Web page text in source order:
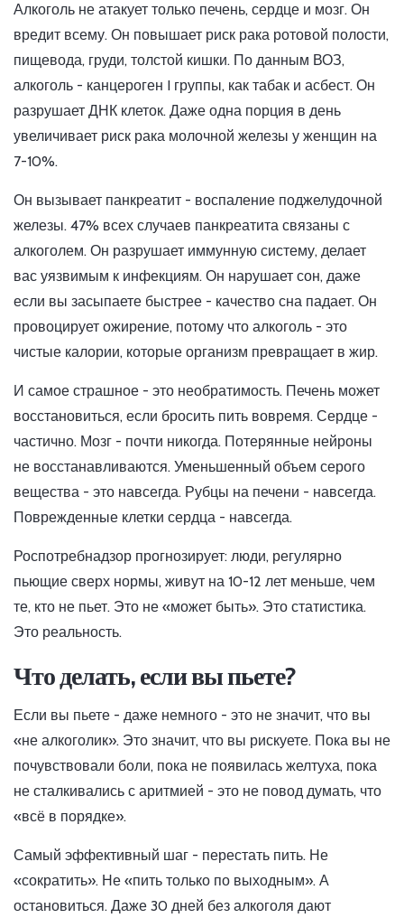
Алкоголь не атакует только печень, сердце и мозг. Он
вредит всему. Он повышает риск рака ротовой полости,
пищевода, груди, толстой кишки. По данным ВОЗ,
алкоголь - канцероген I группы, как табак и асбест. Он
разрушает ДНК клеток. Даже одна порция в день
увеличивает риск рака молочной железы у женщин на
7-10%.
Он вызывает панкреатит - воспаление поджелудочной
железы. 47% всех случаев панкреатита связаны с
алкоголем. Он разрушает иммунную систему, делает
вас уязвимым к инфекциям. Он нарушает сон, даже
если вы засыпаете быстрее - качество сна падает. Он
провоцирует ожирение, потому что алкоголь - это
чистые калории, которые организм превращает в жир.
И самое страшное - это необратимость. Печень может
восстановиться, если бросить пить вовремя. Сердце -
частично. Мозг - почти никогда. Потерянные нейроны
не восстанавливаются. Уменьшенный объем серого
вещества - это навсегда. Рубцы на печени - навсегда.
Поврежденные клетки сердца - навсегда.
Роспотребнадзор прогнозирует: люди, регулярно
пьющие сверх нормы, живут на 10-12 лет меньше, чем
те, кто не пьет. Это не «может быть». Это статистика.
Это реальность.
Что делать, если вы пьете?
Если вы пьете - даже немного - это не значит, что вы
«не алкоголик». Это значит, что вы рискуете. Пока вы не
почувствовали боли, пока не появилась желтуха, пока
не сталкивались с аритмией - это не повод думать, что
«всё в порядке».
Самый эффективный шаг - перестать пить. Не
«сократить». Не «пить только по выходным». А
остановиться. Даже 30 дней без алкоголя дают